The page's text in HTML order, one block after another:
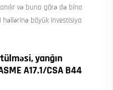
və buna görə də bina
böyük investisiya
yanğın
A17.1/CSA B44